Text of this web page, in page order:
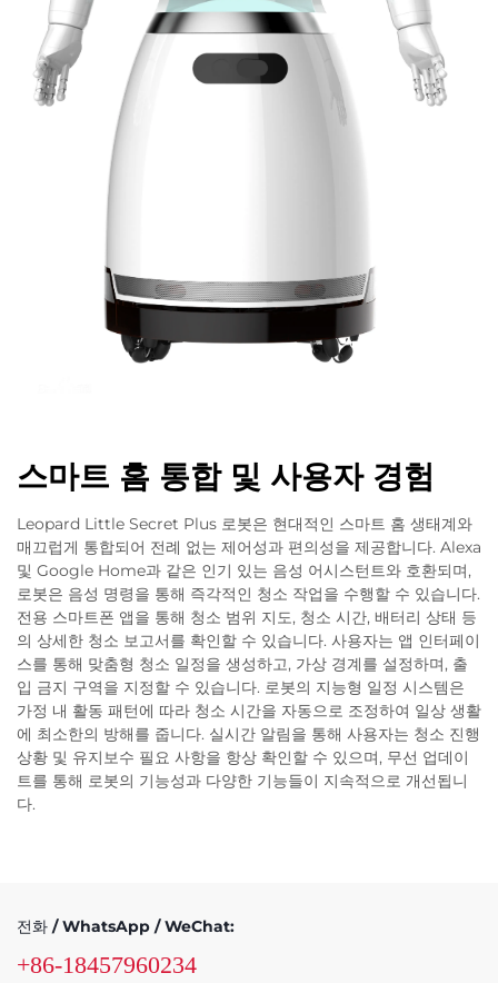
스마트 홈 통합 및 사용자 경험
Leopard Little Secret Plus 로봇은 현대적인 스마트 홈 생태계와
매끄럽게 통합되어 전례 없는 제어성과 편의성을 제공합니다. Alexa
및 Google Home과 같은 인기 있는 음성 어시스턴트와 호환되며,
로봇은 음성 명령을 통해 즉각적인 청소 작업을 수행할 수 있습니다.
전용 스마트폰 앱을 통해 청소 범위 지도, 청소 시간, 배터리 상태 등
의 상세한 청소 보고서를 확인할 수 있습니다. 사용자는 앱 인터페이
스를 통해 맞춤형 청소 일정을 생성하고, 가상 경계를 설정하며, 출
입 금지 구역을 지정할 수 있습니다. 로봇의 지능형 일정 시스템은
가정 내 활동 패턴에 따라 청소 시간을 자동으로 조정하여 일상 생활
에 최소한의 방해를 줍니다. 실시간 알림을 통해 사용자는 청소 진행
상황 및 유지보수 필요 사항을 항상 확인할 수 있으며, 무선 업데이
트를 통해 로봇의 기능성과 다양한 기능들이 지속적으로 개선됩니
다.
전화 / WhatsApp / WeChat:
+86-18457960234